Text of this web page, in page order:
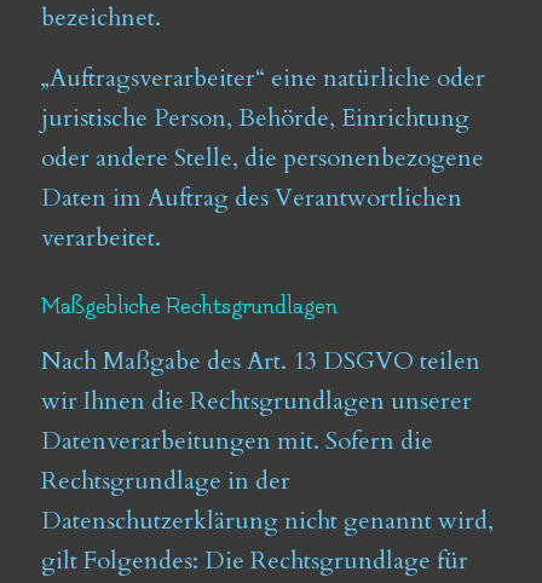
bezeichnet.
„Auftragsverarbeiter“ eine natürliche oder
juristische Person, Behörde, Einrichtung
oder andere Stelle, die personenbezogene
Daten im Auftrag des Verantwortlichen
verarbeitet.
Maßgebliche Rechtsgrundlagen
Nach Maßgabe des Art. 13 DSGVO teilen
wir Ihnen die Rechtsgrundlagen unserer
Datenverarbeitungen mit. Sofern die
Rechtsgrundlage in der
Datenschutzerklärung nicht genannt wird,
gilt Folgendes: Die Rechtsgrundlage für